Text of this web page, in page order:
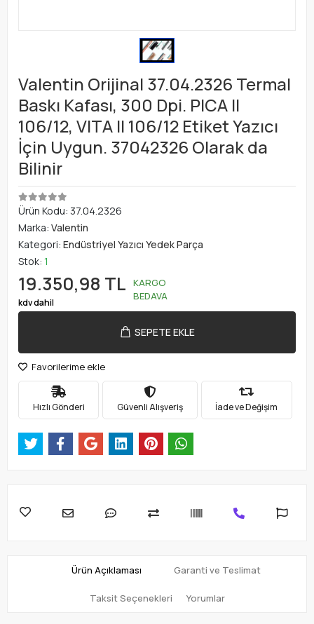
Valentin Orijinal 37.04.2326 Termal
Baskı Kafası, 300 Dpi. PICA II
106/12, VITA II 106/12 Etiket Yazıcı
İçin Uygun. 37042326 Olarak da
Bilinir
Ürün Kodu: 37.04.2326
Marka: Valentin
Kategori: Endüstriyel Yazıcı Yedek Parça
Stok: 1
19.350,98 TL
kdv dahil
KARGO
BEDAVA
SEPETE EKLE
Favorilerime ekle
Hızlı Gönderi Güvenli Alışveriş İade ve Değişim
Ürün Açıklaması Garanti ve Teslimat
Taksit Seçenekleri Yorumlar